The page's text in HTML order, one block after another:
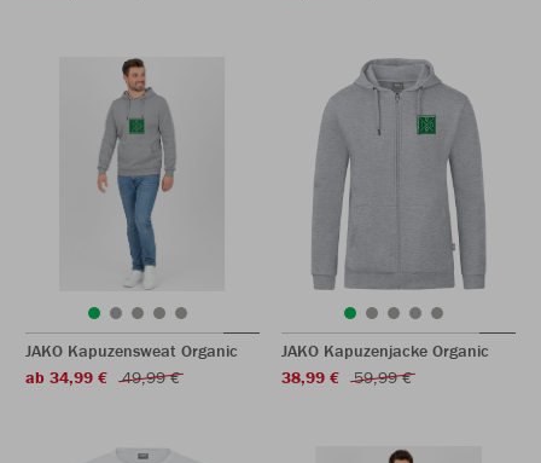
JAKO Kapuzensweat Organic
ab 34,99 €
49,99 €
JAKO Kapuzenjacke Organic
38,99 €
59,99 €